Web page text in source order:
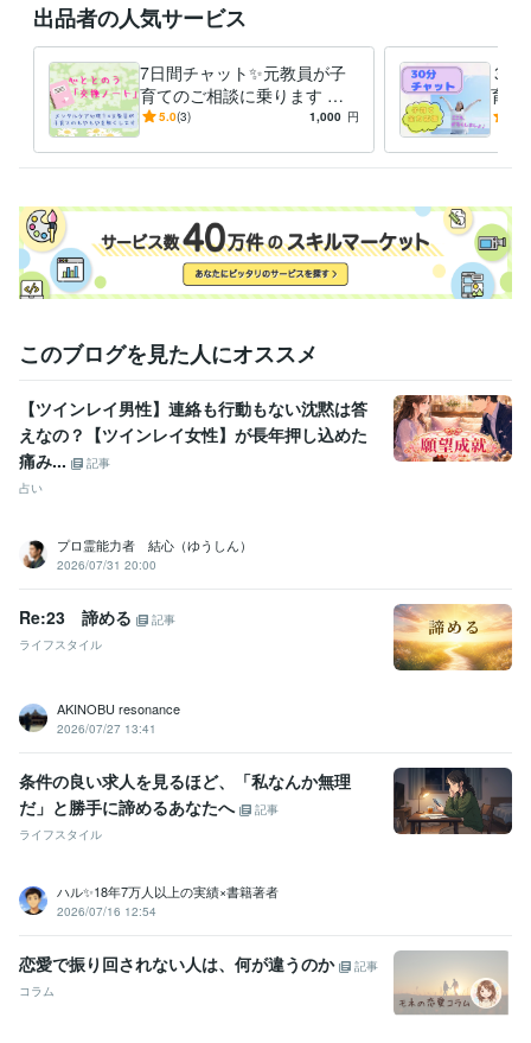
得意分野
悩み相談・カウンセリング 障害のあるお子さんに関する相談 先生方
の働き方やキャリアに関する相談 特別支援学級の授業づくりに関す
る相談
子育て支援 教育 教員 働き方改革 特別支援教育
中学校
小学校
特別支援学校
学習指導・資格・キャリア相談
英語 日常会話レベル
出品者の人気サービス
7日間チャット✨元教員が子
育てのご相談に乗ります 発
達障害/学習障害/不登校/行き
5.0(3) 1,000 円
３０
育て
期/
このブログを見た人にオススメ
【ツインレイ男性】連絡も行動もない沈黙は答
えなの？【ツインレイ女性】が長年押し込めた
痛み...
記事
占い
プロ霊能力者 結心（ゆうしん）
2026/07/31 20:00
Re:23 諦める
記事
ライフスタイル
AKINOBU resonance
2026/07/27 13:41
条件の良い求人を見るほど、「私なんか無理
だ」と勝手に諦めるあなたへ
記事
ライフスタイル
ハル✨18年7万人以上の実績×書籍著者
2026/07/16 12:54
恋愛で振り回されない人は、何が違うのか
記事
コラム